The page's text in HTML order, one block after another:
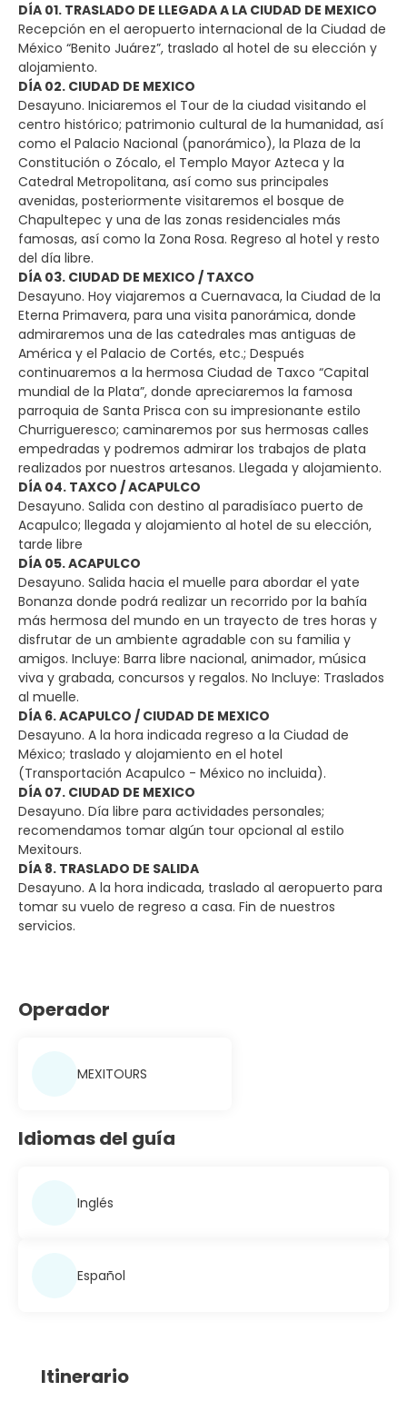
DÍA 01. TRASLADO DE LLEGADA A LA CIUDAD DE MEXICO
Recepción en el aeropuerto internacional de la Ciudad de
México “Benito Juárez”, traslado al hotel de su elección y
alojamiento.
DÍA 02. CIUDAD DE MEXICO
Desayuno. Iniciaremos el Tour de la ciudad visitando el
centro histórico; patrimonio cultural de la humanidad, así
como el Palacio Nacional (panorámico), la Plaza de la
Constitución o Zócalo, el Templo Mayor Azteca y la
Catedral Metropolitana, así como sus principales
avenidas, posteriormente visitaremos el bosque de
Chapultepec y una de las zonas residenciales más
famosas, así como la Zona Rosa. Regreso al hotel y resto
del día libre.
DÍA 03. CIUDAD DE MEXICO / TAXCO
Desayuno. Hoy viajaremos a Cuernavaca, la Ciudad de la
Eterna Primavera, para una visita panorámica, donde
admiraremos una de las catedrales mas antiguas de
América y el Palacio de Cortés, etc.; Después
continuaremos a la hermosa Ciudad de Taxco “Capital
mundial de la Plata”, donde apreciaremos la famosa
parroquia de Santa Prisca con su impresionante estilo
Churrigueresco; caminaremos por sus hermosas calles
empedradas y podremos admirar los trabajos de plata
realizados por nuestros artesanos. Llegada y alojamiento.
DÍA 04. TAXCO / ACAPULCO
Desayuno. Salida con destino al paradisíaco puerto de
Acapulco; llegada y alojamiento al hotel de su elección,
tarde libre
DÍA 05. ACAPULCO
Desayuno. Salida hacia el muelle para abordar el yate
Bonanza donde podrá realizar un recorrido por la bahía
más hermosa del mundo en un trayecto de tres horas y
disfrutar de un ambiente agradable con su familia y
amigos. Incluye: Barra libre nacional, animador, música
viva y grabada, concursos y regalos. No Incluye: Traslados
al muelle.
DÍA 6. ACAPULCO / CIUDAD DE MEXICO
Desayuno. A la hora indicada regreso a la Ciudad de
México; traslado y alojamiento en el hotel
(Transportación Acapulco - México no incluida).
DÍA 07. CIUDAD DE MEXICO
Desayuno. Día libre para actividades personales;
recomendamos tomar algún tour opcional al estilo
Mexitours.
DÍA 8. TRASLADO DE SALIDA
Desayuno. A la hora indicada, traslado al aeropuerto para
tomar su vuelo de regreso a casa. Fin de nuestros
servicios.
Operador
MEXITOURS
Idiomas del guía
Inglés
Español
Itinerario